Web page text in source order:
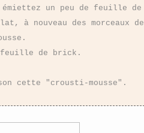
un peu de feuille de
à nouveau des morceaux de
feuille de brick.
cette "crousti-mousse".